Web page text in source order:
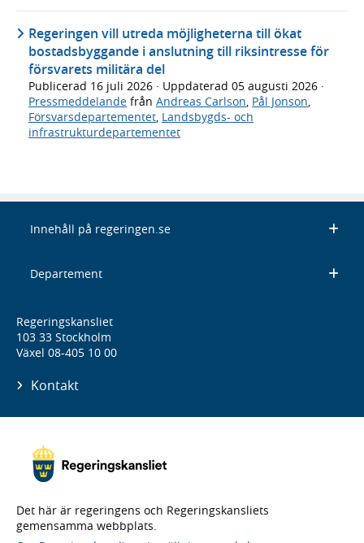
Regeringen vill utreda möjligheterna till ökat
bostadsbyggande i anslutning till riksintresse för
försvarets militära del
Publicerad 16 juli 2026 · Uppdaterad 05 augusti 2026 ·
Pressmeddelande från Andreas Carlson Pål Jonson
Försvarsdepartementet Landsbygds- och
infrastrukturdepartementet
Innehåll på regeringen.se
Departement
Regeringskansliet
103 33 Stockholm
Växel 08-405 10 00
Kontakt
Det här är regeringens och Regeringskansliets
gemensamma webbplats.